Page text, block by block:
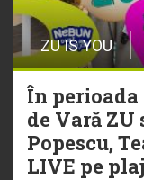
ZU IS YOU
În
de Vară
Popescu,
LIVE pe